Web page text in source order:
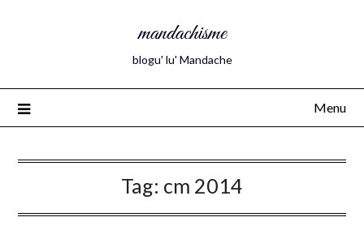
mandachisme
blogu' lu' Mandache
Menu
Tag: cm 2014